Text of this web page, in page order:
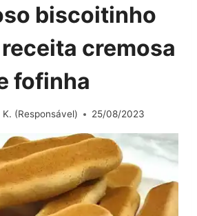
biscoitinho
cremosa
fofinha
(Responsável) 25/08/2023